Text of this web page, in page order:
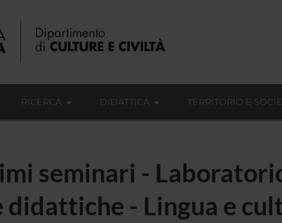
RICERCA DIDATTICA TERRITORIO E
seminari -
didattiche - Lingua e